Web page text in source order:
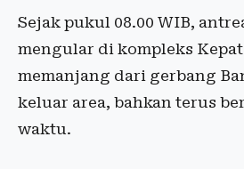
Sejak pukul 08.00 WIB,
mengular di kompleks
memanjang dari gerbang
keluar area, bahkan terus
waktu.